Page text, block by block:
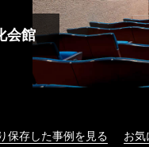
会館
保存した事例を見る お